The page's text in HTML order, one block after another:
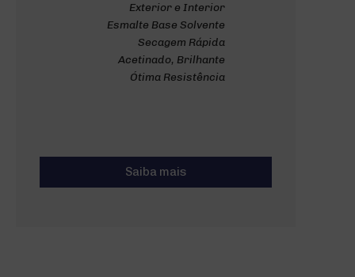
Exterior e Interior
Esmalte Base Solvente
Secagem Rápida
Acetinado, Brilhante
Ótima Resistência
Saiba mais